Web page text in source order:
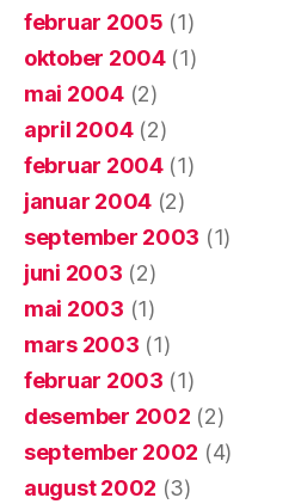
februar 2005 (1)
oktober 2004(1)
mai 2004(2)
april 2004(2)
februar 2004(1)
januar 2004 (2)
september 2003 (1)
juni 2003 (2)
mai 2003 (1)
mars 2003 (1)
februar 2003 (1)
desember 2002 (2)
september 2002 (4)
august 2002 (3)